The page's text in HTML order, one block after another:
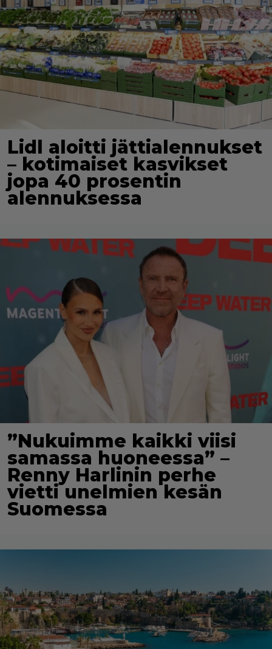
Lidl aloitti jättialennukset
– kotimaiset kasvikset
jopa 40 prosentin
alennuksessa
”Nukuimme kaikki viisi
samassa huoneessa” –
Renny Harlinin perhe
vietti unelmien kesän
Suomessa